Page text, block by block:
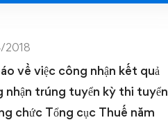
2018
về việc công nhận kết quả
nhận trúng tuyển kỳ thi tuyển
chức Tổng cục Thuế năm